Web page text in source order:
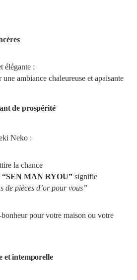
élégante :
ambiance chaleureuse et apaisante
de prospérité
Neko :
la chance
“SEN MAN RYOU” signifie
de pièces d’or pour vous”
pour votre maison ou votre
et intemporelle